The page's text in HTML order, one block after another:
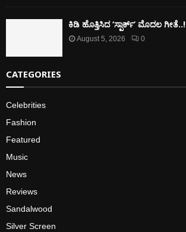
ಕಿಡಿ‌‌ ಹೊತ್ತಿಸಿದ ‘ಸ್ಪಾರ್ಕ್’ ಮೊದಲ‌ ಗೀತೆ..!
August 5, 2026 0
CATEGORIES
Celebrities
Fashion
Featured
Music
News
Reviews
Sandalwood
Silver Screen